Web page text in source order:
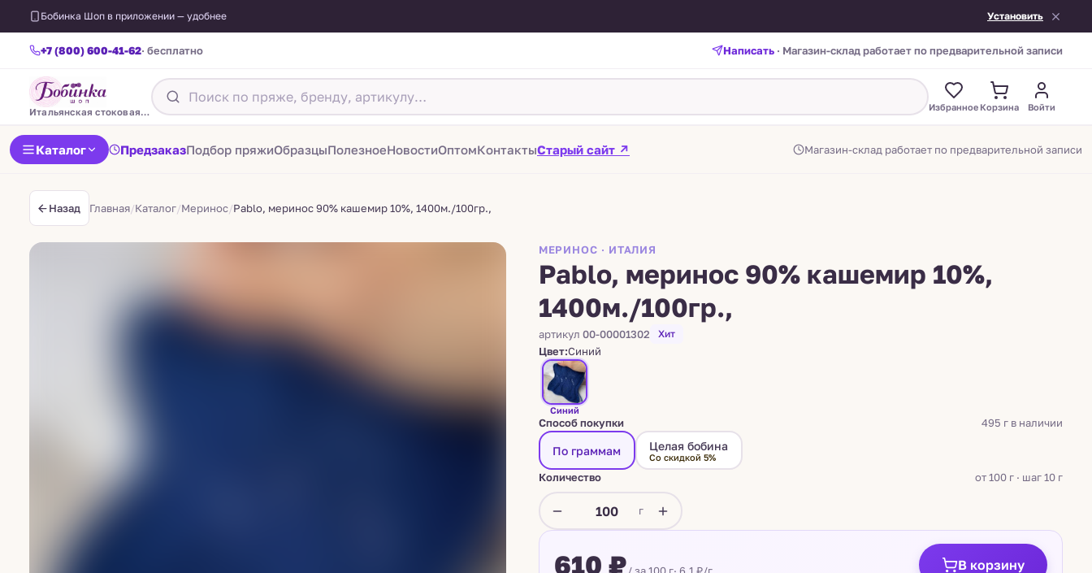
Бобинка Шоп в приложении — удобнее Установить
+7 (800) 600-41-62· бесплатно Написать · Магазин-склад работает по предварительной записи
Итальянская стоковая пряжа Избранное Корзина Войти
Каталог ПредзаказПодбор пряжиОбразцыПолезноеНовостиОптомКонтактыСтарый сайт ↗ Магазин-склад работает по предварительной записи
Назад Главная/Каталог/Меринос/Pablo, меринос 90% кашемир 10%, 1400м./100гр.,
МЕРИНОС · ИТАЛИЯ
Pablo, меринос 90% кашемир 10%,
1400м./100гр.,
артикул 00-00001302 Хит
Цвет:Синий
Синий
Способ покупки 495 г в наличии
По граммам Целая бобина
Со скидкой 5%
Количество от 100 г · шаг 10 г
г
610 ₽/ за 100 г· 6,1 ₽/г В корзину